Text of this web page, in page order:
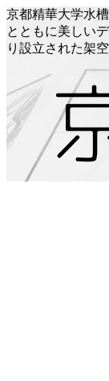
京都精華大学水
とともに美しい
り設立された架